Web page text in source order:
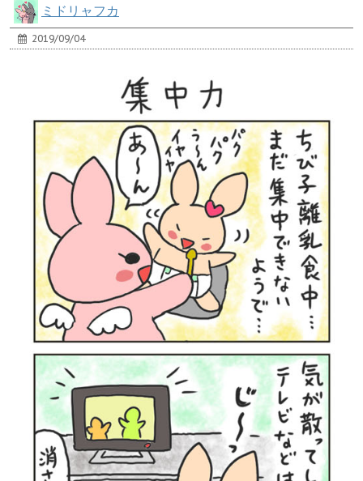
ミドリャフカ
2019/09/04